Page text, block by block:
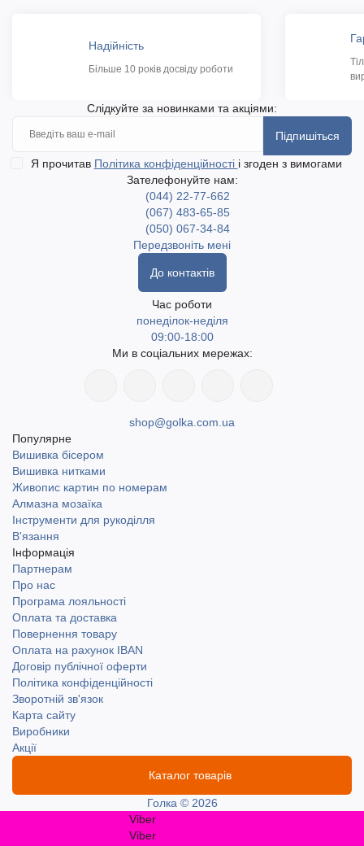
Надійність
Більше 10 років досвіду роботи
Слідкуйте за новинками та акціями:
Підпишіться
Я прочитав Політика конфіденційності і згоден з вимогами
Зателефонуйте нам:
(044) 22-77-662
(067) 483-65-85
(050) 067-34-84
Передзвоніть мені
До контактів
Час роботи
понеділок-неділя
09:00-18:00
Ми в соціальних мережах:
shop@golka.com.ua
Популярне
Вишивка бісером
Вишивка нитками
Живопис картин по номерам
Алмазна мозаїка
Інструменти для рукоділля
В'язання
Інформація
Партнерам
Про нас
Програма лояльності
Оплата та доставка
Повернення товару
Оплата на рахунок IBAN
Договір публічної оферти
Політика конфіденційності
Зворотній зв'язок
Карта сайту
Виробники
Акції
Каталог товарів
Голка © 2026
Viber
Viber